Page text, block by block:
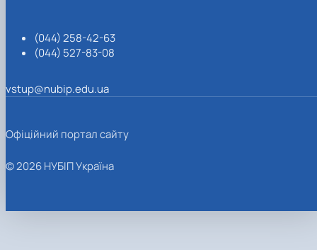
(044) 258-42-63
(044) 527-83-08
vstup@nubip.edu.ua
Офіційний портал сайту
© 2026 НУБІП Україна